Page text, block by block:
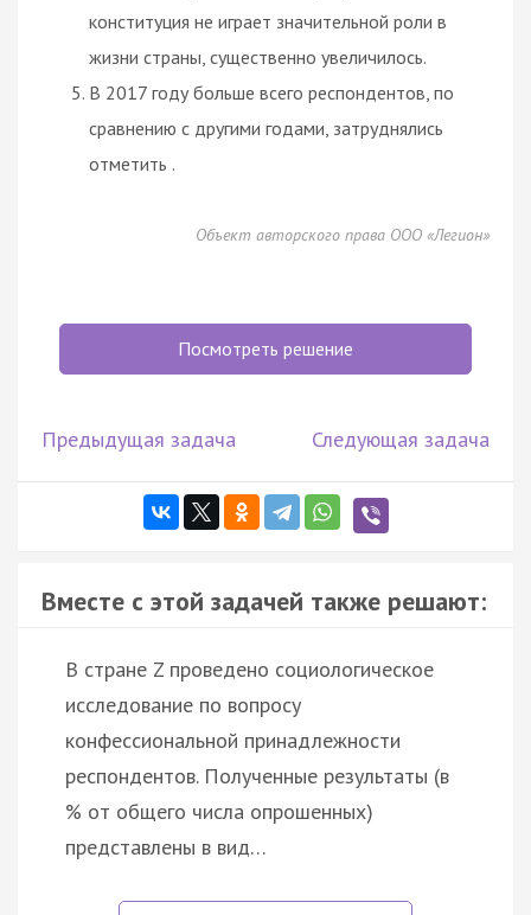
конституция не играет значительной роли в
жизни страны, существенно увеличилось.
В 2017 году больше всего респондентов, по
сравнению с другими годами, затруднялись
отметить .
Объект авторского права ООО «Легион»
Посмотреть решение
Предыдущая задача Следующая задача
Вместе с этой задачей также решают:
В стране Z проведено социологическое
исследование по вопросу
конфессиональной принадлежности
респондентов. Полученные результаты (в
% от общего числа опрошенных)
представлены в вид…